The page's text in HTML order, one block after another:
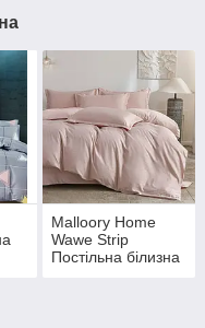
Malloory Home
Wawe Strip
Постільна білизна